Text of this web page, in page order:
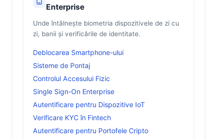
Enterprise
Unde întâlnește biometria dispozitivele de zi cu
zi, banii și verificările de identitate.
Deblocarea Smartphone-ului
Sisteme de Pontaj
Controlul Accesului Fizic
Single Sign-On Enterprise
Autentificare pentru Dispozitive IoT
Verificare KYC în Fintech
Autentificare pentru Portofele Cripto